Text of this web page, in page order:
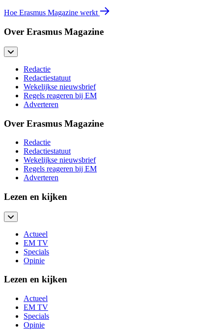
Hoe Erasmus Magazine werkt
Over Erasmus Magazine
Redactie
Redactiestatuut
Wekelijkse nieuwsbrief
Regels reageren bij EM
Adverteren
Over Erasmus Magazine
Redactie
Redactiestatuut
Wekelijkse nieuwsbrief
Regels reageren bij EM
Adverteren
Lezen en kijken
Actueel
EM TV
Specials
Opinie
Lezen en kijken
Actueel
EM TV
Specials
Opinie